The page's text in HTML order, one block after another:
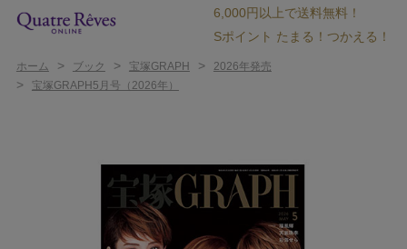
6,000円以上で送料無料！
Sポイント たまる！つかえる！
ホーム > ブック > 宝塚GRAPH > 2026年発売
> 宝塚GRAPH5月号（2026年）